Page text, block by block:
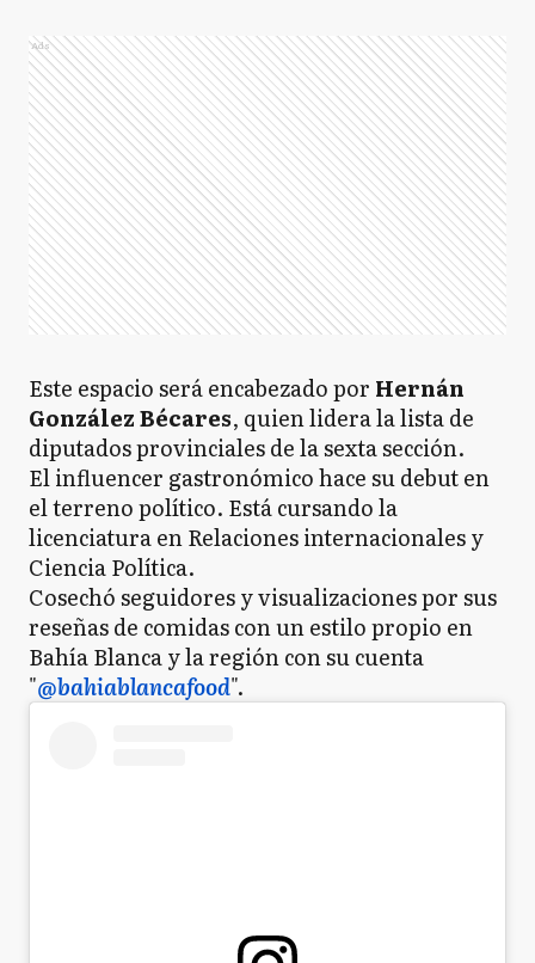
Ads
Este espacio será encabezado por Hernán
González Bécares, quien lidera la lista de
diputados provinciales de la sexta sección.
El influencer gastronómico hace su debut en
el terreno político. Está cursando la
licenciatura en Relaciones internacionales y
Ciencia Política.
Cosechó seguidores y visualizaciones por sus
reseñas de comidas con un estilo propio en
Bahía Blanca y la región con su cuenta
"@bahiablancafood".